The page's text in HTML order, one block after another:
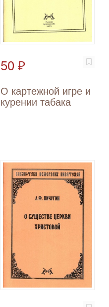
50 ₽
О картежной игре и
курении табака